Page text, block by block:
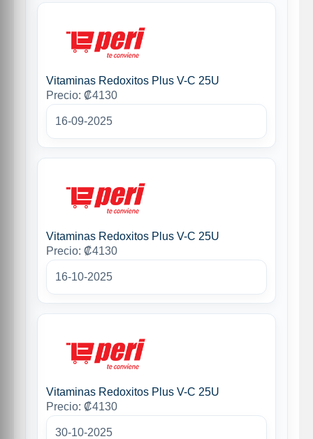
Vitaminas Redoxitos Plus V-C 25U
Precio: ₡4130
16-09-2025
Vitaminas Redoxitos Plus V-C 25U
Precio: ₡4130
16-10-2025
Vitaminas Redoxitos Plus V-C 25U
Precio: ₡4130
30-10-2025